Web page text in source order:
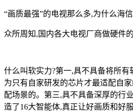
“画质最强”的电视那么多,为什么海
众所周知,国内各大电视厂商做硬件
什么叫软实力?第一,具不具备将所
为只有自家研发的芯片才最适配自
配场景的。第三,具不具备深厚的行
造了16大智能体,真正让好画质和好